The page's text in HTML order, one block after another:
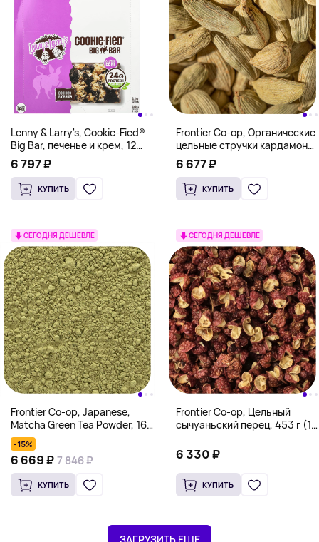
Lenny & Larry's, Cookie-Fied®
Big Bar, печенье и крем, 12
батончиков, 90 г (3,17 унции)
6 797 ₽
КУПИТЬ
Frontier Co-op, Органические
цельные стручки кардамона,
16 унций (453 г)
6 677 ₽
КУПИТЬ
СЕГОДНЯ ДЕШЕВЛЕ
Frontier Co-op, Japanese,
Matcha Green Tea Powder, 16
oz (453 g)
-15%
6 669 ₽ 7 846 ₽
КУПИТЬ
СЕГОДНЯ ДЕШЕВЛЕ
Frontier Co-op, Цельный
сычуаньский перец, 453 г (16
6 330 ₽
КУПИТЬ
ЗАГРУЗИТЬ ЕЩЕ